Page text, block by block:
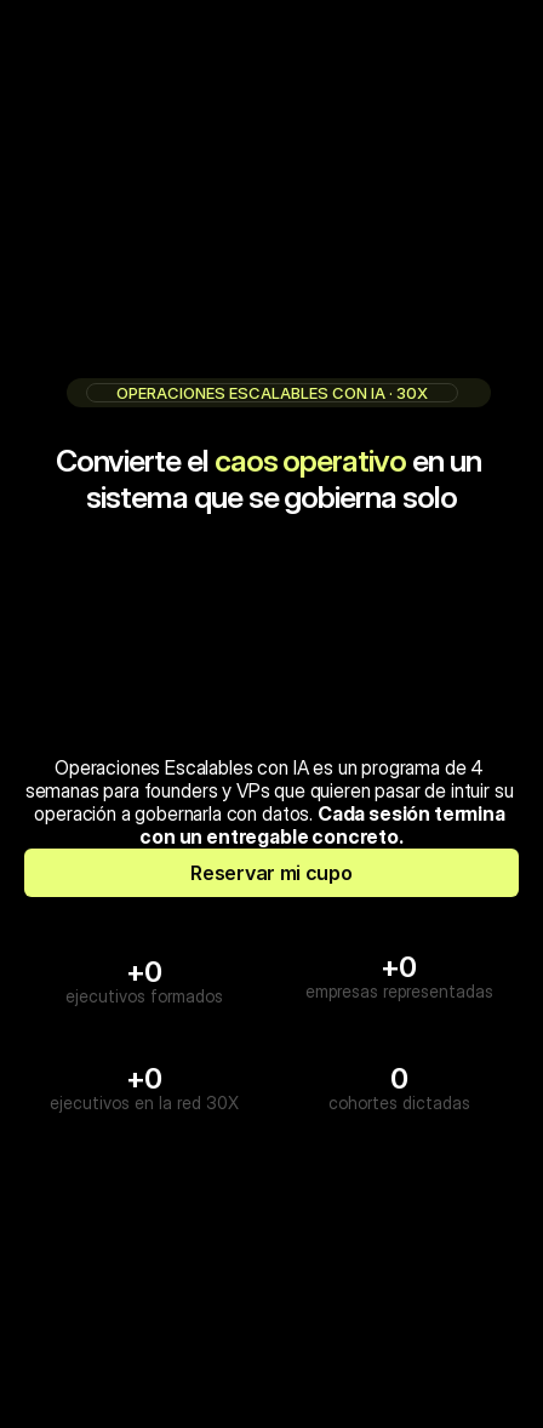
OPERACIONES ESCALABLES CON IA · 30X
Convierte el caos operativo en un
sistema que se gobierna solo
Operaciones Escalables con IA es un programa de 4
semanas para founders y VPs que quieren pasar de intuir su
operación a gobernarla con datos. Cada sesión termina
con un entregable concreto.
Reservar mi cupo
+0
ejecutivos formados
+0
empresas representadas
0
cohortes dictadas
+0
ejecutivos en la red 30X